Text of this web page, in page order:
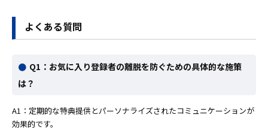
よくある質問
Q1：お気に入り登録者の離脱を防ぐための具体的な施策
は？
A1：定期的な特典提供とパーソナライズされたコミュニケーションが
効果的です。